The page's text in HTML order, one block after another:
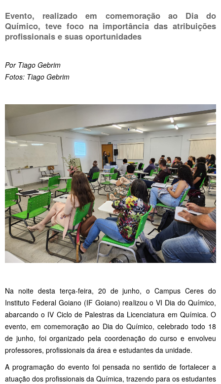
Evento, realizado em comemoração ao Dia do
Químico, teve foco na importância das atribuições
profissionais e suas oportunidades
Por Tiago Gebrim
Fotos: Tiago Gebrim
Na noite desta terça-feira, 20 de junho, o Campus Ceres do
Instituto Federal Goiano (IF Goiano) realizou o VI Dia do Químico,
abarcando o IV Ciclo de Palestras da Licenciatura em Química. O
evento, em comemoração ao Dia do Químico, celebrado todo 18
de junho, foi organizado pela coordenação do curso e envolveu
professores, profissionais da área e estudantes da unidade.
A programação do evento foi pensada no sentido de fortalecer a
atuação dos profissionais da Química, trazendo para os estudantes